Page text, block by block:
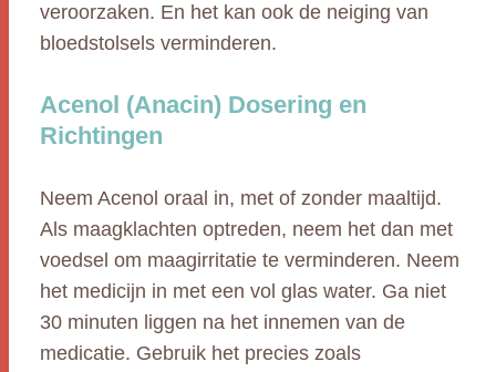
veroorzaken. En het kan ook de neiging van
bloedstolsels verminderen.
Acenol (Anacin) Dosering en
Richtingen
Neem Acenol oraal in, met of zonder maaltijd.
Als maagklachten optreden, neem het dan met
voedsel om maagirritatie te verminderen. Neem
het medicijn in met een vol glas water. Ga niet
30 minuten liggen na het innemen van de
medicatie. Gebruik het precies zoals